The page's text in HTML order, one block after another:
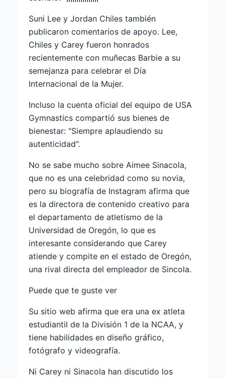
Suni Lee y Jordan Chiles también
publicaron comentarios de apoyo. Lee,
Chiles y Carey fueron honrados
recientemente con muñecas Barbie a su
semejanza para celebrar el Día
Internacional de la Mujer.
Incluso la cuenta oficial del equipo de USA
Gymnastics compartió sus bienes de
bienestar: "Siempre aplaudiendo su
autenticidad".
No se sabe mucho sobre Aimee Sinacola,
que no es una celebridad como su novia,
pero su biografía de Instagram afirma que
es la directora de contenido creativo para
el departamento de atletismo de la
Universidad de Oregón, lo que es
interesante considerando que Carey
atiende y compite en el estado de Oregón,
una rival directa del empleador de Sincola.
Puede que te guste ver
Su sitio web afirma que era una ex atleta
estudiantil de la División 1 de la NCAA, y
tiene habilidades en diseño gráfico,
fotógrafo y videografía.
Ni Carey ni Sinacola han discutido los